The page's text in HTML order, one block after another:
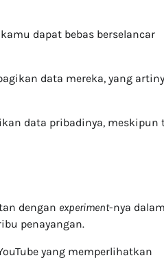
dapat bebas berselancar
data mereka, yang
data pribadinya, meskipun
dengan experiment-nya
penayangan.
yang memperlihatkan